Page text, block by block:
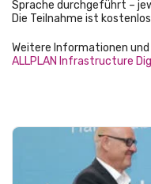
Sprache durchgeführt –
Die Teilnahme ist
Weitere Informationen und
ALLPLAN Infrastructure